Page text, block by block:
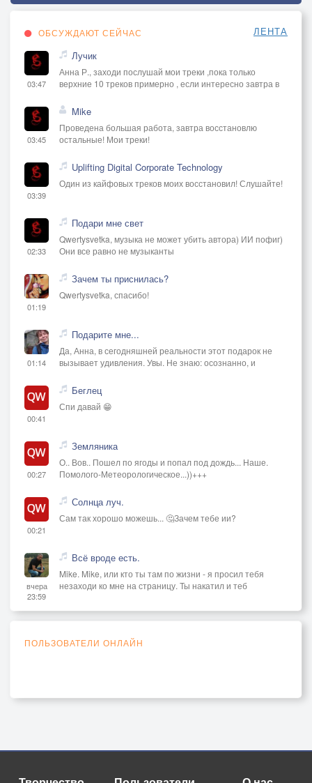
ОБСУЖДАЮТ СЕЙЧАС ЛЕНТА
03:47
Лучик
Анна Р., заходи послушай мои треки ,пока только
верхние 10 треков примерно , если интересно завтра в
03:45
Mike
Проведена большая работа, завтра восстановлю
остальные! Мои треки!
03:39
Uplifting Digital Corporate Technology
Один из кайфовых треков моих восстановил! Слушайте!
02:33
Подари мне свет
Qwertysvetka, музыка не может убить автора) ИИ пофиг)
Они все равно не музыканты
01:19
Зачем ты приснилась?
Qwertysvetka, спасибо!
01:14
Подарите мне...
Да, Анна, в сегодняшней реальности этот подарок не
вызывает удивления. Увы. Не знаю: осознанно, и
00:41
Беглец
Спи давай 😁
00:27
Земляника
О.. Вов.. Пошел по ягоды и попал под дождь... Наше.
Помолого-Метеорологическое...))+++
00:21
Солнца луч.
Сам так хорошо можешь... 🤔Зачем тебе ии?
вчера
23:59
Всё вроде есть.
Mike. Mike, или кто ты там по жизни - я просил тебя
незаходи ко мне на страницу. Ты накатил и теб
ПОЛЬЗОВАТЕЛИ ОНЛАЙН